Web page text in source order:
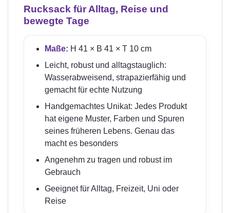
Rucksack für Alltag, Reise und
bewegte Tage
Maße: H 41 × B 41 × T 10 cm
Leicht, robust und alltagstauglich:
Wasserabweisend, strapazierfähig und
gemacht für echte Nutzung
Handgemachtes Unikat: Jedes Produkt
hat eigene Muster, Farben und Spuren
seines früheren Lebens. Genau das
macht es besonders
Angenehm zu tragen und robust im
Gebrauch
Geeignet für Alltag, Freizeit, Uni oder
Reise